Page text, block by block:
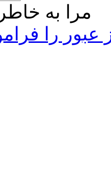
مرا به
‌عبور را